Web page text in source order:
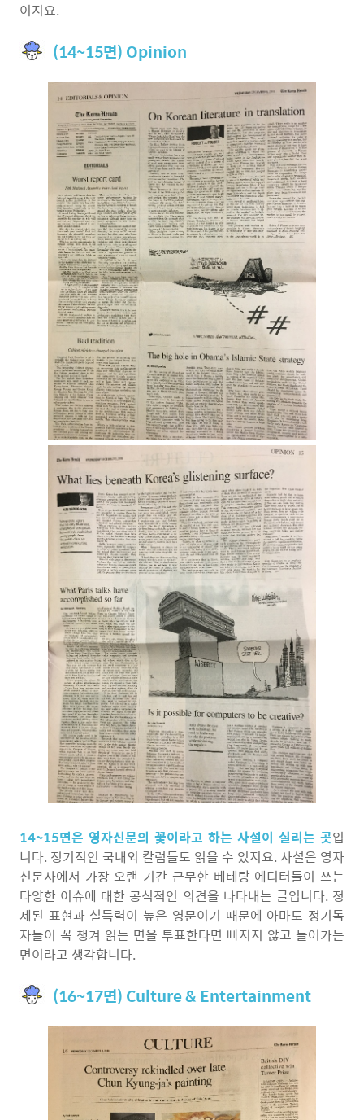
이지요.
(14~15면) Opinion
14~15면은 영자신문의 꽃이라고 하는 사설이 실리는 곳입
니다. 정기적인 국내외 칼럼들도 읽을 수 있지요. 사설은 영자
신문사에서 가장 오랜 기간 근무한 베테랑 에디터들이 쓰는
다양한 이슈에 대한 공식적인 의견을 나타내는 글입니다. 정
제된 표현과 설득력이 높은 영문이기 때문에 아마도 정기독
자들이 꼭 챙겨 읽는 면을 투표한다면 빠지지 않고 들어가는
면이라고 생각합니다.
(16~17면) Culture & Entertainment